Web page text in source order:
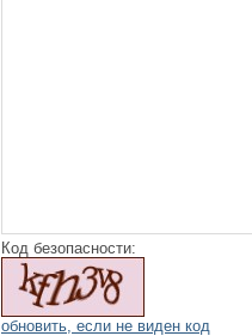
Код безопасности:
обновить, если не виден код